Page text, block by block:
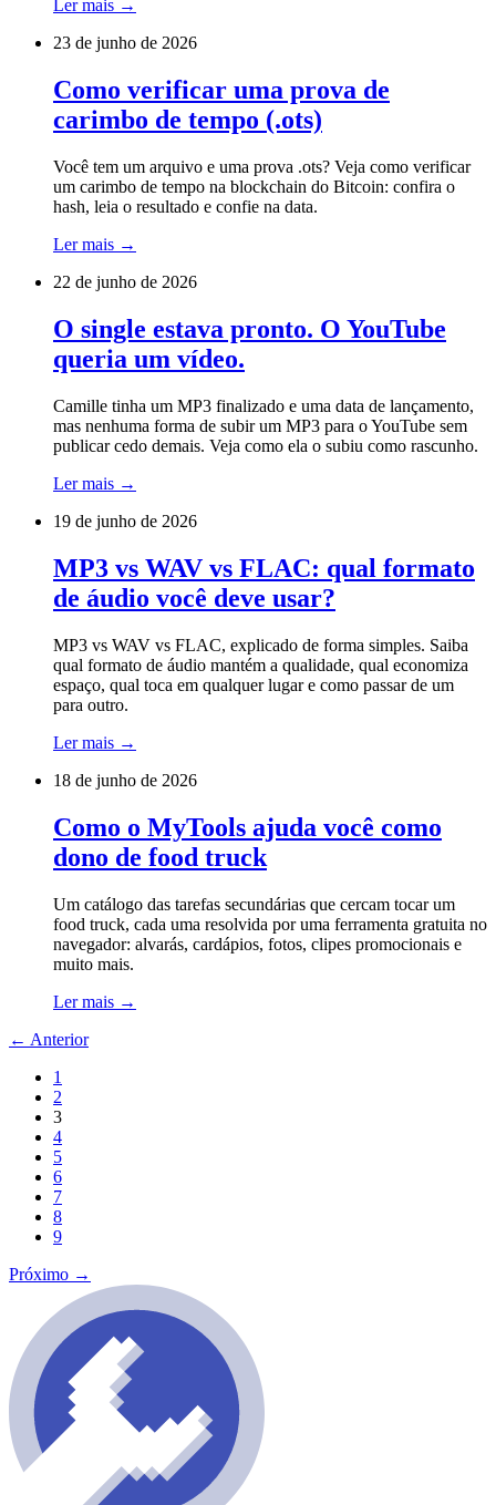
Ler mais →
23 de junho de 2026
Como verificar uma prova de
carimbo de tempo (.ots)
Você tem um arquivo e uma prova .ots? Veja como verificar
um carimbo de tempo na blockchain do Bitcoin: confira o
hash, leia o resultado e confie na data.
Ler mais →
22 de junho de 2026
O single estava pronto. O YouTube
queria um vídeo.
Camille tinha um MP3 finalizado e uma data de lançamento,
mas nenhuma forma de subir um MP3 para o YouTube sem
publicar cedo demais. Veja como ela o subiu como rascunho.
Ler mais →
19 de junho de 2026
MP3 vs WAV vs FLAC: qual formato
de áudio você deve usar?
MP3 vs WAV vs FLAC, explicado de forma simples. Saiba
qual formato de áudio mantém a qualidade, qual economiza
espaço, qual toca em qualquer lugar e como passar de um
para outro.
Ler mais →
18 de junho de 2026
Como o MyTools ajuda você como
dono de food truck
Um catálogo das tarefas secundárias que cercam tocar um
food truck, cada uma resolvida por uma ferramenta gratuita no
navegador: alvarás, cardápios, fotos, clipes promocionais e
muito mais.
Ler mais →
← Anterior
1
2
3
4
5
6
7
8
9
Próximo →